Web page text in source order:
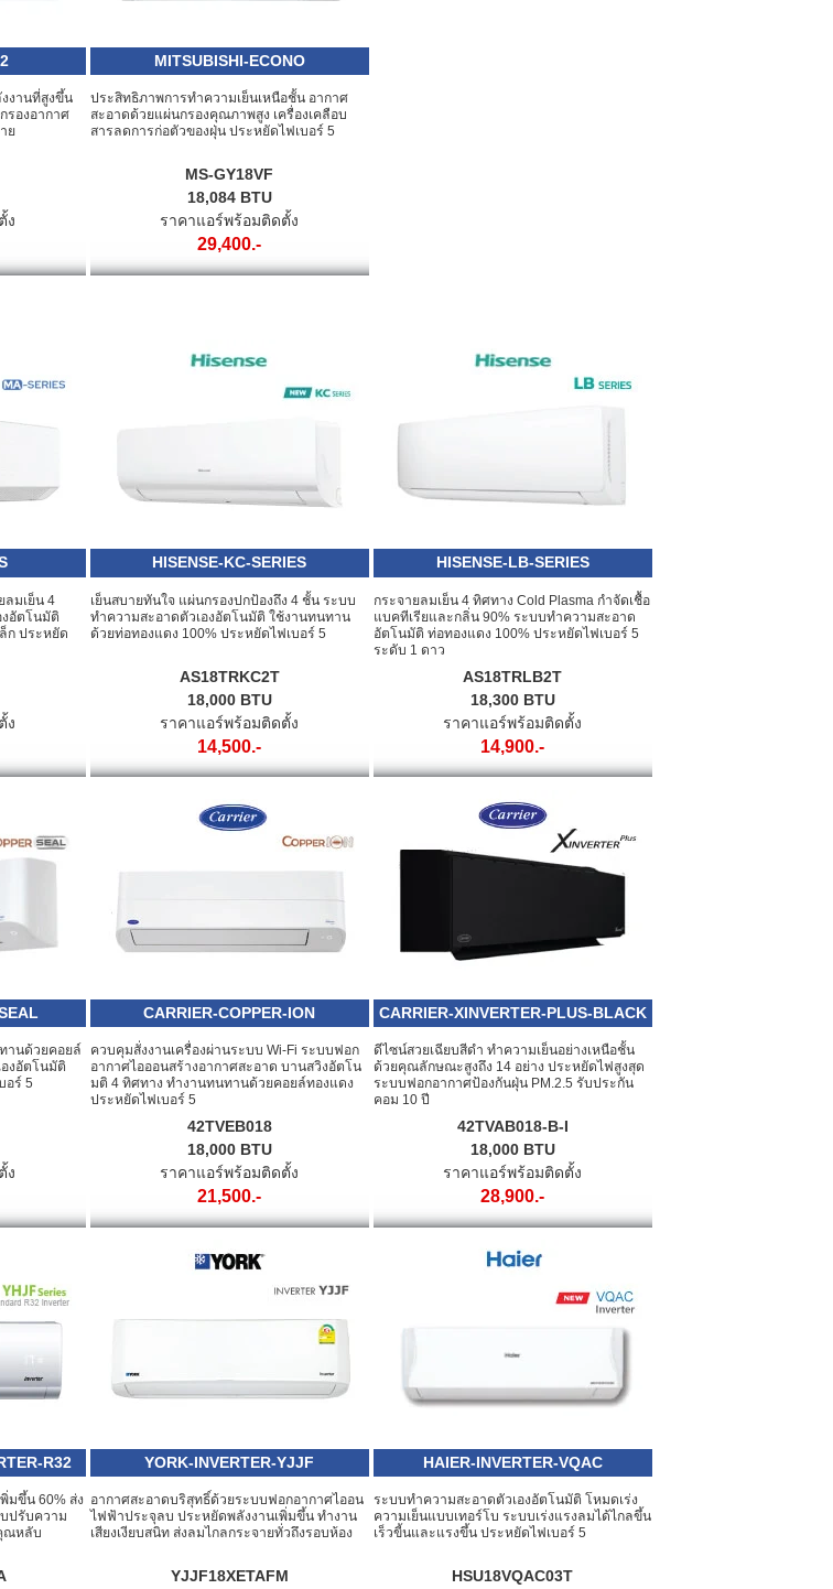
งานที่สูงขึ้น
รองอากาศ
ย
ง
MITSUBISHI-ECONO
ประสิทธิภาพการทำความเย็นเหนือชั้น อากาศ
สะอาดด้วยแผ่นกรองคุณภาพสูง เครื่องเคลือบ
สารลดการก่อตัวของฝุ่น ประหยัดไฟเบอร์ 5
MS-GY18VF
18,084 BTU
ราคาแอร์พร้อมติดตั้ง
29,400.-
ลมเย็น 4
อัตโนมัติ
ก ประหยัด
ง
HISENSE-KC-SERIES
เย็นสบายทันใจ แผ่นกรองปกป้องถึง 4 ชั้น ระบบ
ทำความสะอาดตัวเองอัตโนมัติ ใช้งานทนทาน
ด้วยท่อทองแดง 100% ประหยัดไฟเบอร์ 5
AS18TRKC2T
18,000 BTU
ราคาแอร์พร้อมติดตั้ง
14,500.-
HISENSE-LB-SERIES
กระจายลมเย็น 4 ทิศทาง Cold Plasma กำจัดเชื้อ
แบคทีเรียและกลิ่น 90% ระบบทำความสะอาด
อัตโนมัติ ท่อทองแดง 100% ประหยัดไฟเบอร์ 5
ระดับ 1 ดาว
AS18TRLB2T
18,300 BTU
ราคาแอร์พร้อมติดตั้ง
14,900.-
านด้วยคอยล์
งอัตโนมัติ
อร์ 5
ง
CARRIER-COPPER-ION
ควบคุมสั่งงานเครื่องผ่านระบบ Wi-Fi ระบบฟอก
อากาศไอออนสร้างอากาศสะอาด บานสวิงอัตโน
มติ 4 ทิศทาง ทำงานทนทานด้วยคอยล์ทองแดง
ประหยัดไฟเบอร์ 5
42TVEB018
18,000 BTU
ราคาแอร์พร้อมติดตั้ง
21,500.-
CARRIER-XINVERTER-PLUS-BLACK
ดีไซน์สวยเฉียบสีดำ ทำความเย็นอย่างเหนือชั้น
ด้วยคุณลักษณะสูงถึง 14 อย่าง ประหยัดไฟสูงสุด
ระบบฟอกอากาศป้องกันฝุ่น PM.2.5 รับประกัน
คอม 10 ปี
42TVAB018-B-I
18,000 BTU
ราคาแอร์พร้อมติดตั้ง
28,900.-
R32
มขึ้น 60% ส่ง
ปรับความ
ณหลับ
YORK-INVERTER-YJJF
อากาศสะอาดบริสุทธิ์ด้วยระบบฟอกอากาศไออน
ไฟฟ้าประจุลบ ประหยัดพลังงานเพิ่มขึ้น ทำงาน
เสียงเงียบสนิท ส่งลมไกลกระจายทั่วถึงรอบห้อง
YJJF18XETAFM
HAIER-INVERTER-VQAC
ระบบทำความสะอาดตัวเองอัตโนมัติ โหมดเร่ง
ความเย็นแบบเทอร์โบ ระบบเร่งแรงลมได้ไกลขึ้น
เร็วขี้นและแรงขึ้น ประหยัดไฟเบอร์ 5
HSU18VQAC03T